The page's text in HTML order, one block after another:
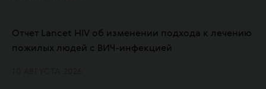
Отчет Lancet HIV об изменении подхода к лечению
пожилых людей с ВИЧ-инфекцией